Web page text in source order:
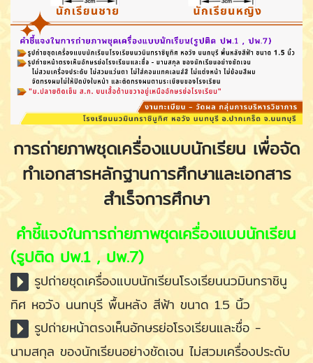
การถ่ายภาพชุดเครื่องแบบนักเรียน เพื่อจัด
ทำเอกสารหลักฐานการศึกษาและเอกสาร
สำเร็จการศึกษา
คำชี้แจงในการถ่ายภาพชุดเครื่องแบบนักเรียน
(รูปติด ปพ.1 , ปพ.7)
รูปถ่ายชุดเครื่องแบบนักเรียนโรงเรียนนวมินทราชินู
ทิศ หอวัง นนทบุรี พื้นหลัง สีฟ้า ขนาด 1.5 นิ้ว
รูปถ่ายหน้าตรงเห็นอักษรย่อโรงเรียนและชื่อ -
นามสกุล ของนักเรียนอย่างชัดเจน ไม่สวมเครื่องประดับ